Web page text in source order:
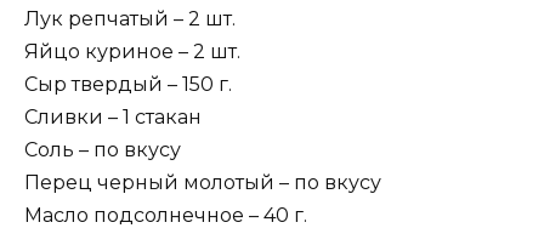
Лук репчатый – 2 шт.
Яйцо куриное – 2 шт.
Сыр твердый – 150 г.
Сливки – 1 стакан
Соль – по вкусу
Перец черный молотый – по вкусу
Масло подсолнечное – 40 г.